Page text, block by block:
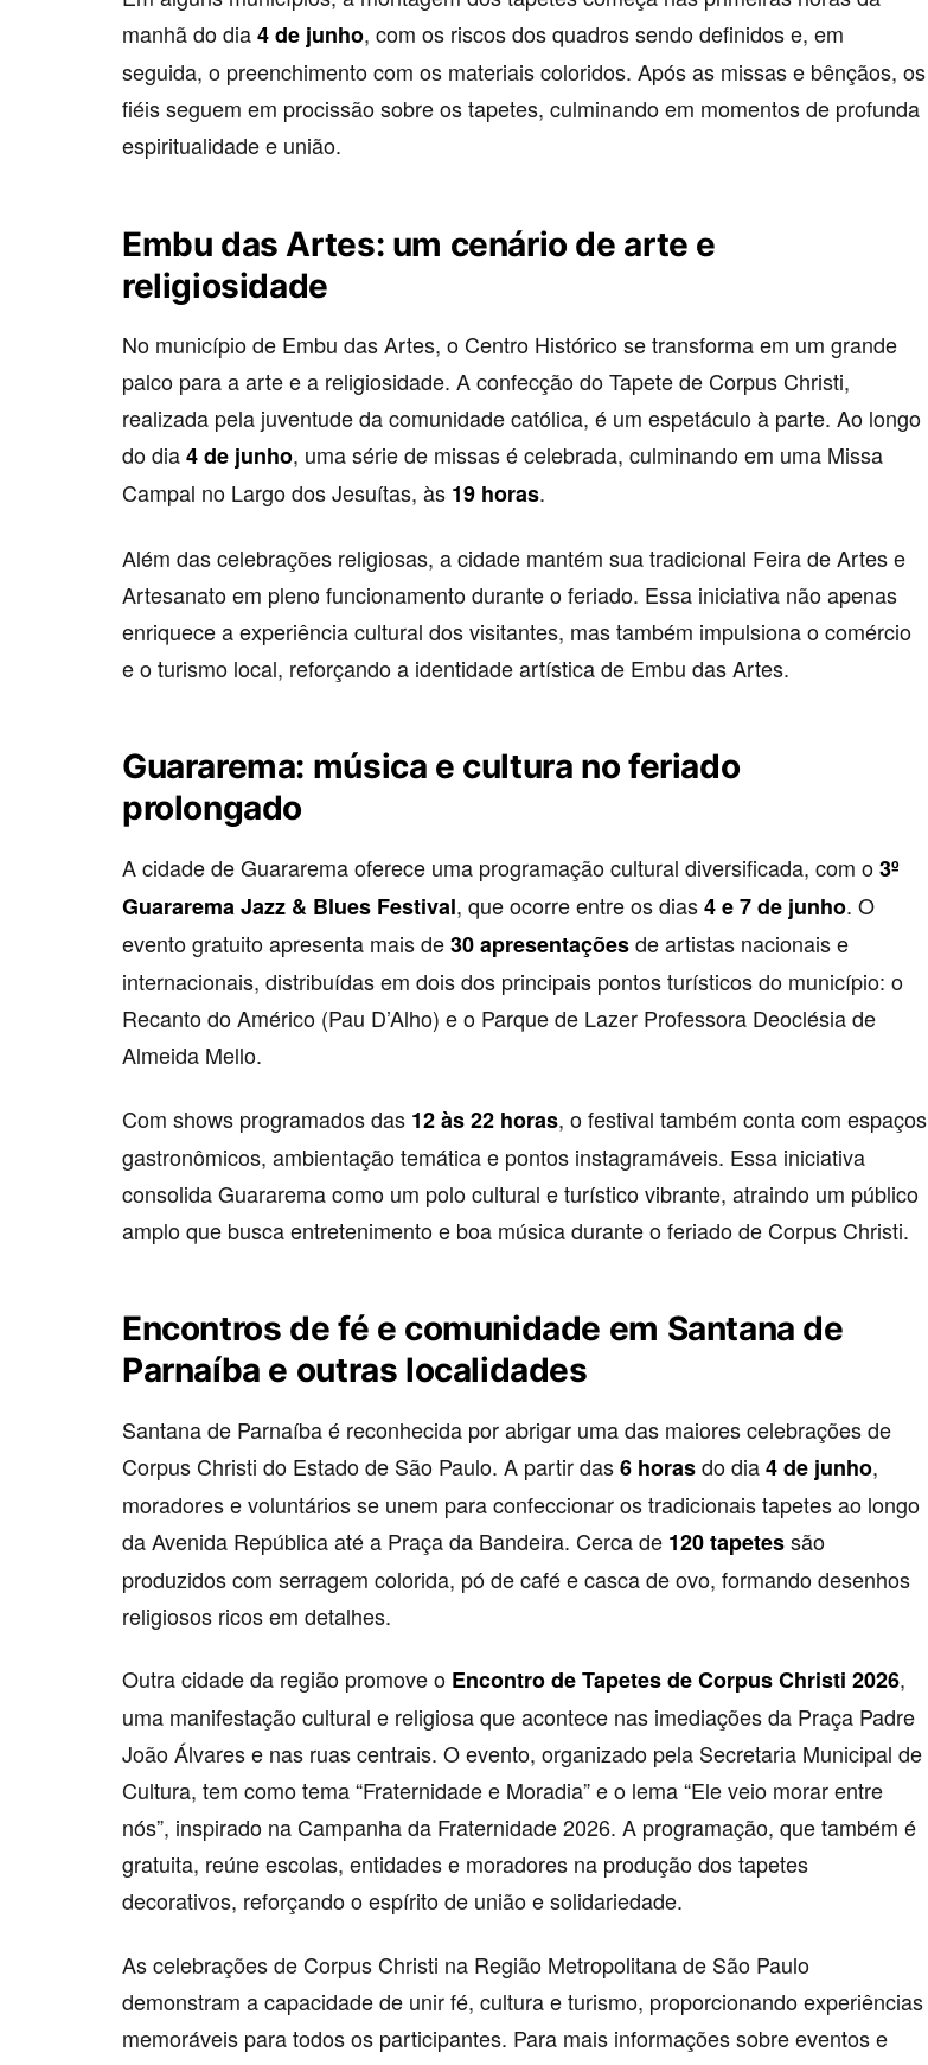
manhã do dia4 de junho, com os riscos dos quadros sendo definidos e, em
seguida, o preenchimento com os materiais coloridos. Após as missas e bênçãos, os
fiéis seguem em procissão sobre os tapetes, culminando em momentos de profunda
espiritualidade e união.
Embu das Artes: um cenário de arte e
religiosidade
No município de Embu das Artes, o Centro Histórico se transforma em um grande
palco para a arte e a religiosidade. A confecção do Tapete de Corpus Christi,
realizada pela juventude da comunidade católica, é um espetáculo à parte. Ao longo
do dia4 de junho, uma série de missas é celebrada, culminando em uma Missa
Campal no Largo dos Jesuítas, às 19 horas.
Além das celebrações religiosas, a cidade mantém sua tradicional Feira de Artes e
Artesanato em pleno funcionamento durante o feriado. Essa iniciativa não apenas
enriquece a experiência cultural dos visitantes, mas também impulsiona o comércio
e o turismo local, reforçando a identidade artística de Embu das Artes.
Guararema: música e cultura no feriado
prolongado
A cidade de Guararema oferece uma programação cultural diversificada, com o3º
Guararema Jazz & Blues Festival, que ocorre entre os dias4 e 7 de junho. O
evento gratuito apresenta mais de30 apresentaçõesde artistas nacionais e
internacionais, distribuídas em dois dos principais pontos turísticos do município: o
Recanto do Américo (Pau D’Alho) e o Parque de Lazer Professora Deoclésia de
Almeida Mello.
Com shows programados das 12 às 22 horas, o festival também conta com espaços
gastronômicos, ambientação temática e pontos instagramáveis. Essa iniciativa
consolida Guararema como um polo cultural e turístico vibrante, atraindo um público
amplo que busca entretenimento e boa música durante o feriado de Corpus Christi.
Encontros de fé e comunidade em Santana de
Parnaíba e outras localidades
Santana de Parnaíba é reconhecida por abrigar uma das maiores celebrações de
Corpus Christi do Estado de São Paulo. A partir das6 horasdo dia4 de junho,
moradores e voluntários se unem para confeccionar os tradicionais tapetes ao longo
da Avenida República até a Praça da Bandeira. Cerca de 120 tapetessão
produzidos com serragem colorida, pó de café e casca de ovo, formando desenhos
religiosos ricos em detalhes.
Outra cidade da região promove o Encontro de Tapetes de Corpus Christi 2026,
uma manifestação cultural e religiosa que acontece nas imediações da Praça Padre
João Álvares e nas ruas centrais. O evento, organizado pela Secretaria Municipal de
Cultura, tem como tema “Fraternidade e Moradia” e o lema “Ele veio morar entre
nós”, inspirado na Campanha da Fraternidade 2026. A programação, que também é
gratuita, reúne escolas, entidades e moradores na produção dos tapetes
decorativos, reforçando o espírito de união e solidariedade.
As celebrações de Corpus Christi na Região Metropolitana de São Paulo
demonstram a capacidade de unir fé, cultura e turismo, proporcionando experiências
memoráveis para todos os participantes. Para mais informações sobre eventos e